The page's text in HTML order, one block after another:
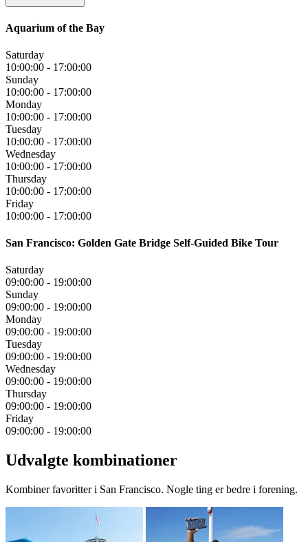
Aquarium of the Bay
Saturday
10:00:00 - 17:00:00
Sunday
10:00:00 - 17:00:00
Monday
10:00:00 - 17:00:00
Tuesday
10:00:00 - 17:00:00
Wednesday
10:00:00 - 17:00:00
Thursday
10:00:00 - 17:00:00
Friday
10:00:00 - 17:00:00
San Francisco: Golden Gate Bridge Self-Guided Bike Tour
Saturday
09:00:00 - 19:00:00
Sunday
09:00:00 - 19:00:00
Monday
09:00:00 - 19:00:00
Tuesday
09:00:00 - 19:00:00
Wednesday
09:00:00 - 19:00:00
Thursday
09:00:00 - 19:00:00
Friday
09:00:00 - 19:00:00
Udvalgte kombinationer
Kombiner favoritter i San Francisco. Nogle ting er bedre i forening.